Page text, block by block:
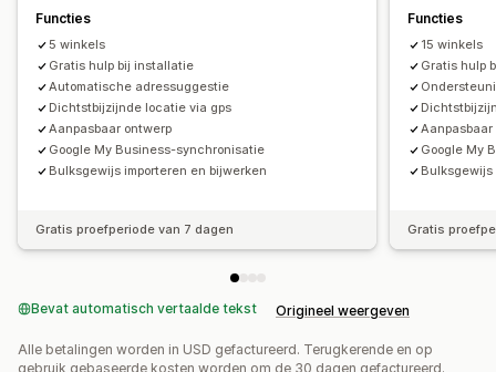
Locatie zoeken
Automatisch aanvullen
Aangepaste filters
Zoekrapporten
Functies
5 winkels
Gratis hulp bij installatie
Automatische adressuggestie
Dichtstbijzijnde locatie via gps
Aanpasbaar ontwerp
Google My Business-synchronisatie
Bulksgewijs importeren en bijwerken
Gratis proefperiode van 7 dagen
Functies
15 winkels
Gratis hulp
Google My
Bulksgewijs
Gratis
Bevat automatisch vertaalde tekst Origineel weergeven
Alle betalingen worden in USD gefactureerd. Terugkerende en op
gebruik gebaseerde kosten worden om de 30 dagen gefactureerd.